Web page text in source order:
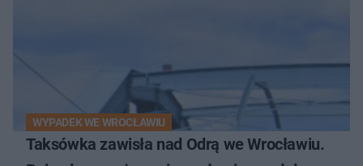
WYPADEK WE WROCŁAWIU
Taksówka zawisła nad Odrą we Wrocławiu.